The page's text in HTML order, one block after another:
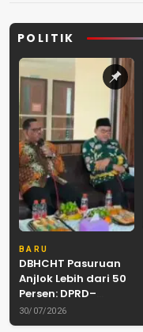
POLITIK
BARU
DBHCHT Pasuruan
Anjlok Lebih dari 50
Persen: DPRD–
Pemkab–Bea Cukai
Perkuat Perang
30/07/2026